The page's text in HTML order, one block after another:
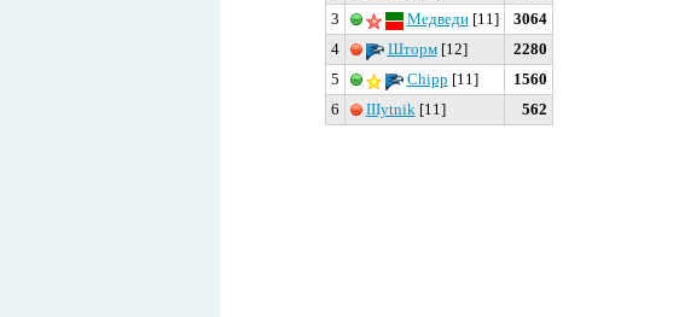
3
Медведи[11]
3064
4
Шторм[12]
2280
5
Chipp [11]
1560
6
IIIytnik[11] 562